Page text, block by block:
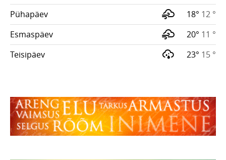
Pühapäev
18° 12 °
Esmaspäev
20° 11 °
Teisipäev
23° 15 °